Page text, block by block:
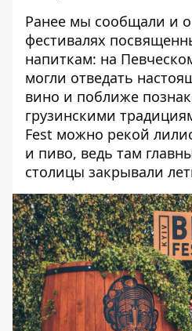
Ранее мы сообщали и о
фестивалях
напиткам: на
могли отведать
вино и поближе
грузинскими
Fest можно рекой
и пиво, ведь там
столицы закрывали